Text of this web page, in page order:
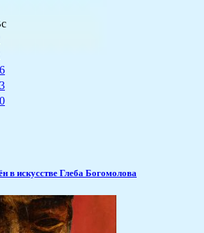
в искусстве Глеба Богомолова